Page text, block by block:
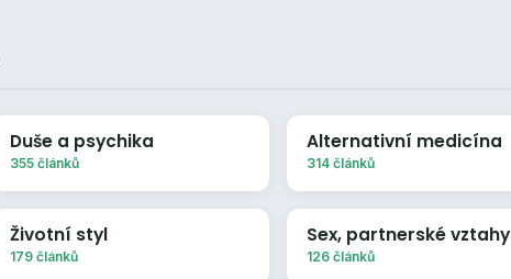
Duše a psychika
355 článků
Alternativní medicína
314 článků
Životní styl
179 článků
Sex, partnerské vztahy
126 článků